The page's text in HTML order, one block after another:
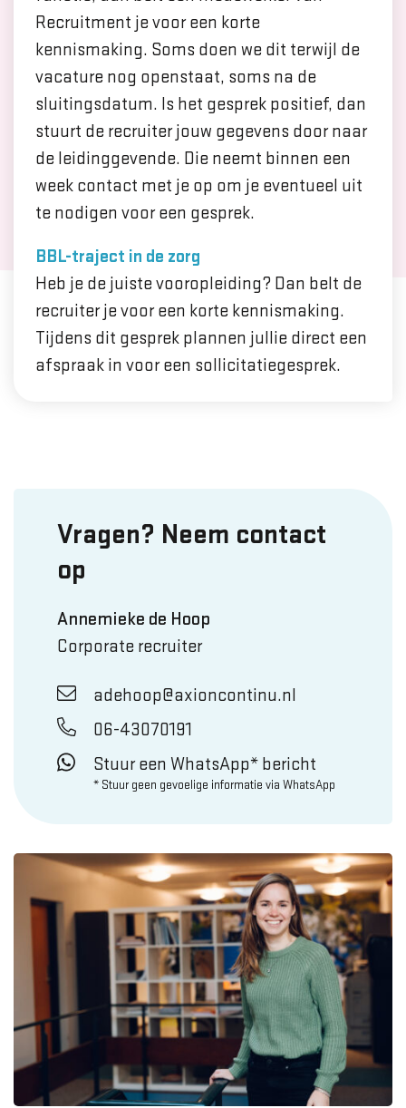
Recruitment je voor een korte
kennismaking. Soms doen we dit terwijl de
vacature nog openstaat, soms na de
sluitingsdatum. Is het gesprek positief, dan
stuurt de recruiter jouw gegevens door naar
de leidinggevende. Die neemt binnen een
week contact met je op om je eventueel uit
te nodigen voor een gesprek.
BBL-traject in de zorg
Heb je de juiste vooropleiding? Dan belt de
recruiter je voor een korte kennismaking.
Tijdens dit gesprek plannen jullie direct een
afspraak in voor een sollicitatiegesprek.
Vragen? Neem contact
op
Annemieke de Hoop
Corporate recruiter
adehoop@axioncontinu.nl
06-43070191
Stuur een WhatsApp* bericht
* Stuur geen gevoelige informatie via WhatsApp